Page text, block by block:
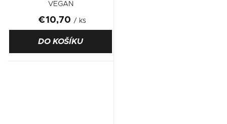
€10,70 / ks
DO KOŠÍKU
VEGAN